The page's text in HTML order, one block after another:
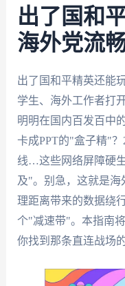
出了国和
海外党流
出了国和平精英还能
学生、海外工作者打
明明在国内百发百中
卡成PPT的"盒子精"
线…这些网络屏障硬
及"。别急，这就是
理距离带来的数据绕
个"减速带"。本指南
你找到那条直连战场